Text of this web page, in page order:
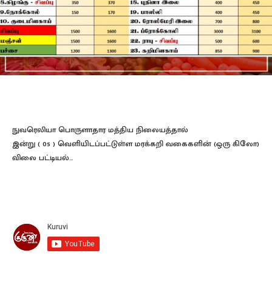
நுவரெலியா பொருளாதார மத்திய நிலையத்தால்
இன்று ( 05 ) வெளியிடப்பட்டுள்ள மரக்கறி வகைகளின் (ஒரு கிலோ)
விலை பட்டியல்…